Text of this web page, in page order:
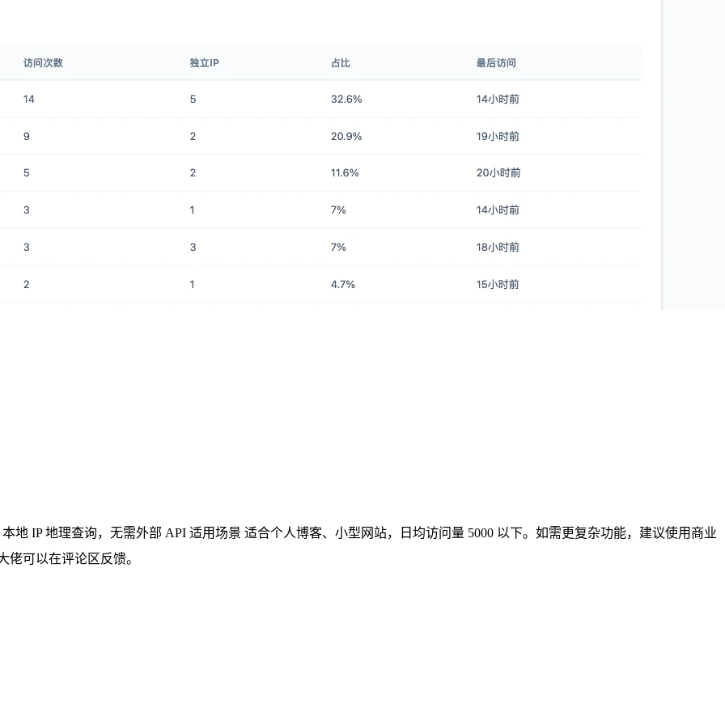
地 IP 地理查询，无需外部 API 适用场景 适合个人博客、小型网站，日均访问量 5000 以下。如需更复杂功能，建议使用商业
佬可以在评论区反馈。